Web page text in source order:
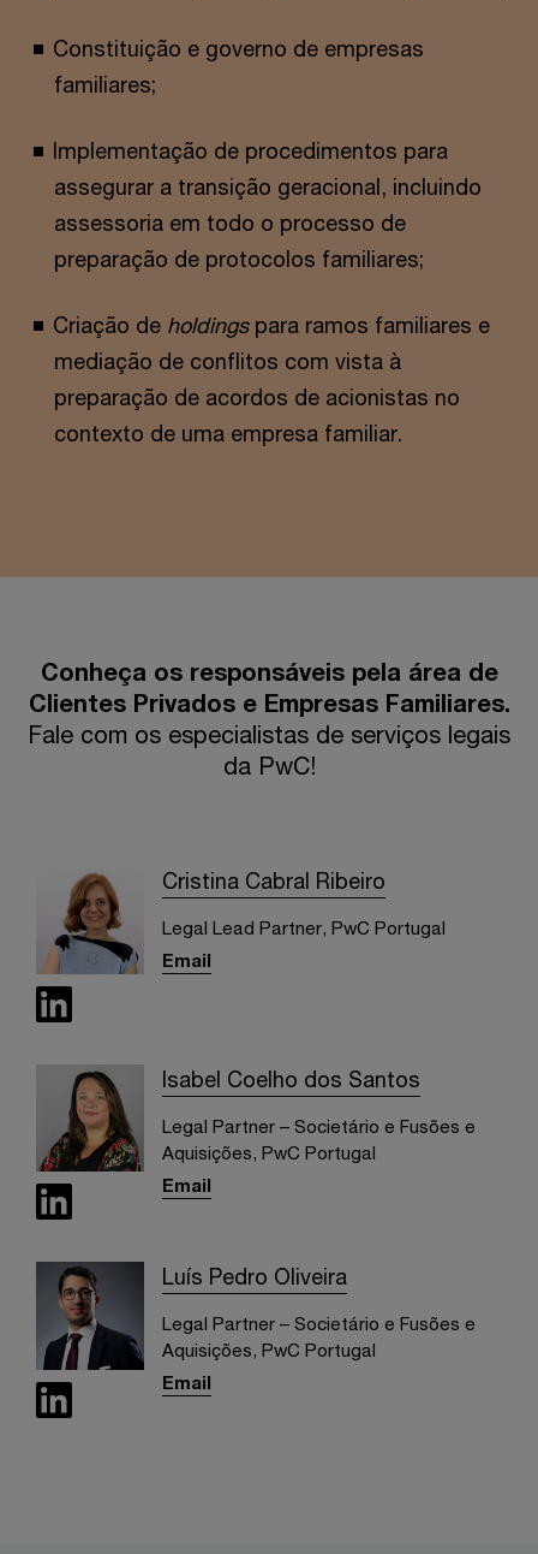
Constituição e governo de empresas
familiares;
Implementação de procedimentos para
assegurar a transição geracional, incluindo
assessoria em todo o processo de
preparação de protocolos familiares;
Criação de holdingspara ramos familiares e
mediação de conflitos com vista à
preparação de acordos de acionistas no
contexto de uma empresa familiar.
Conheça os responsáveis pela área de
Clientes Privados e Empresas Familiares.
Fale com os especialistas de serviços legais
da PwC!
Cristina Cabral Ribeiro
Legal Lead Partner, PwC Portugal
Email
Isabel Coelho dos Santos
Legal Partner – Societário e Fusões e
Aquisições, PwC Portugal
Email
Luís Pedro Oliveira
Legal Partner – Societário e Fusões e
Aquisições, PwC Portugal
Email